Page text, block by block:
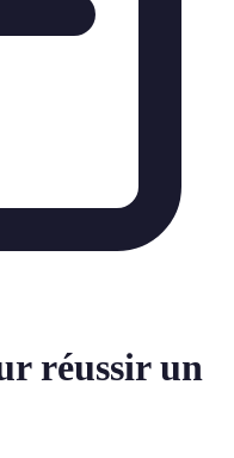
réussir un